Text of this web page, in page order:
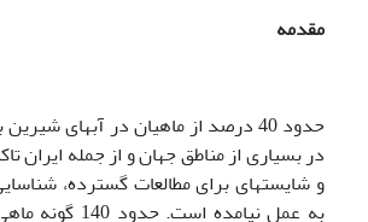
مقدمه
حدود 40 درصد از ماهیان در آبهای
در بسیاری از مناطق جهان و از جمله ایران
و شایسته­ای برای مطالعات گسترده،
به عمل نیامده